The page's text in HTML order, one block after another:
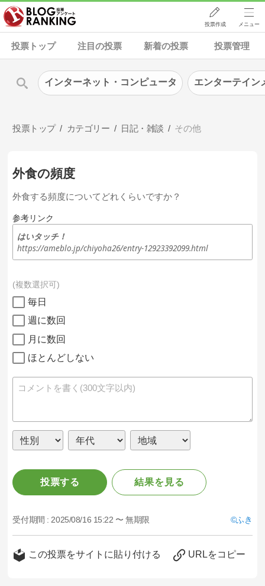
投票作成 メニュー
投票トップ 注目の投票 新着の投票 投票管理
投票トップ カテゴリー 日記・雑談 その他
外食の頻度
外食する頻度についてどれくらいですか？
参考リンク
はいタッチ！
https://ameblo.jp/chiyoha26/entry-12923392099.html
複数選択可
毎日
週に数回
月に数回
ほとんどしない
投票する 結果を見る
受付期間 : 2025/08/16 15:22 〜 無期限 ふき
この投票をサイトに貼り付ける URLをコピー
インターネット・コンピュータ エンターテイン